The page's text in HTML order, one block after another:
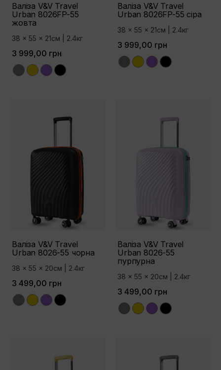
Валіза V&V Travel
Urban 8026FP-55
жовта
38 x 55 x 21см | 2.4кг
3 999,00 грн
GreyYellowPurpleBlack
Валіза V&V Travel
Urban 8026FP-55 сіра
38 x 55 x 21см | 2.4кг
3 999,00 грн
GreyYellowPurpleBlack
Валіза V&V Travel
Urban 8026-55 чорна
38 x 55 x 20см | 2.4кг
3 499,00 грн
GreyYellowPurpleBlack
Валіза V&V Travel
Urban 8026-55
пурпурна
38 x 55 x 20см | 2.4кг
3 499,00 грн
GreyYellowPurpleBlack